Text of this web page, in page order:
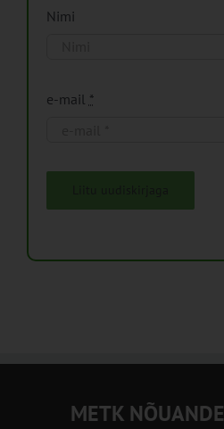
Nimi
e-mail *
METK